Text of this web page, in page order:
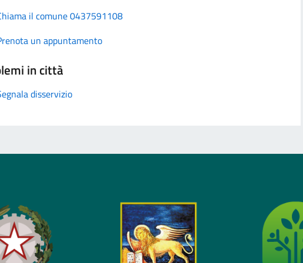
il comune 0437591108
un appuntamento
in città
disservizio